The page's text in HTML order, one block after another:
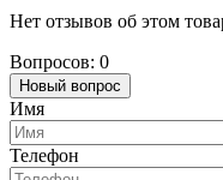
Нет отзывов об этом
Вопросов: 0
Новый вопрос
Имя
Телефон